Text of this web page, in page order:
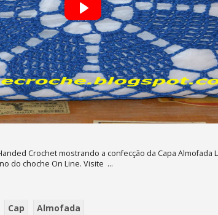
Crochet mostrando a confecção da Capa Almofada
do choche On Line. Visite ...
Cap Almofada